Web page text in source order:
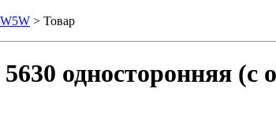
W5W > Товар
односторонняя (с